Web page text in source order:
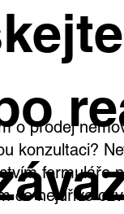
o prodej
konzultaci?
formuláře
co nejdříve